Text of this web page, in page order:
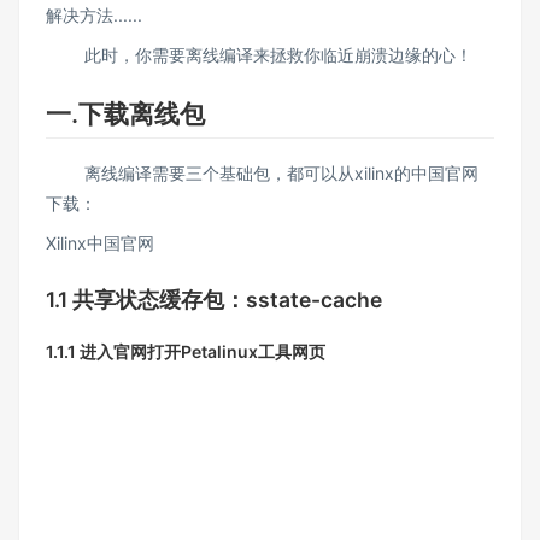
解决方法......
此时，你需要离线编译来拯救你临近崩溃边缘的心！
一.下载离线包
离线编译需要三个基础包，都可以从xilinx的中国官网
下载：
Xilinx中国官网
1.1 共享状态缓存包：sstate-cache
1.1.1 进入官网打开Petalinux工具网页